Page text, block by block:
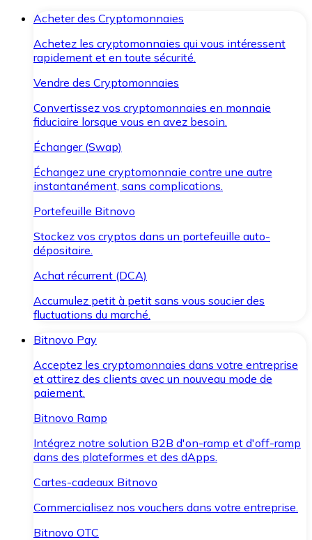
Acheter des Cryptomonnaies
Achetez les cryptomonnaies qui vous intéressent
rapidement et en toute sécurité.
Vendre des Cryptomonnaies
Convertissez vos cryptomonnaies en monnaie
fiduciaire lorsque vous en avez besoin.
Échanger (Swap)
Échangez une cryptomonnaie contre une autre
instantanément, sans complications.
Portefeuille Bitnovo
Stockez vos cryptos dans un portefeuille auto-
dépositaire.
Achat récurrent (DCA)
Accumulez petit à petit sans vous soucier des
fluctuations du marché.
Bitnovo Pay
Acceptez les cryptomonnaies dans votre entreprise
et attirez des clients avec un nouveau mode de
paiement.
Bitnovo Ramp
Intégrez notre solution B2B d'on-ramp et d'off-ramp
dans des plateformes et des dApps.
Cartes-cadeaux Bitnovo
Commercialisez nos vouchers dans votre entreprise.
Bitnovo OTC